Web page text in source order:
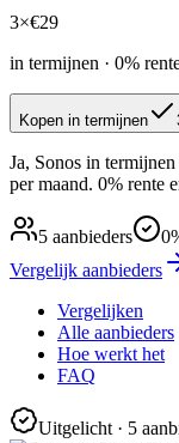
3×€29
in termijnen · 0%
Kopen in termijnen
Ja, Sonos in
per maand. 0% rente
5 aanbieders
Vergelijk aanbieders
Vergelijken
Alle aanbieders
Hoe werkt het
FAQ
Uitgelicht· 5